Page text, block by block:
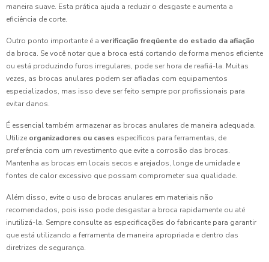
maneira suave. Esta prática ajuda a reduzir o desgaste e aumenta a
eficiência de corte.
Outro ponto importante é a verificação freqüente do estado da afiação
da broca. Se você notar que a broca está cortando de forma menos eficiente
ou está produzindo furos irregulares, pode ser hora de reafiá-la. Muitas
vezes, as brocas anulares podem ser afiadas com equipamentos
especializados, mas isso deve ser feito sempre por profissionais para
evitar danos.
É essencial também armazenar as brocas anulares de maneira adequada.
Utilize organizadores ou cases específicos para ferramentas, de
preferência com um revestimento que evite a corrosão das brocas.
Mantenha as brocas em locais secos e arejados, longe de umidade e
fontes de calor excessivo que possam comprometer sua qualidade.
Além disso, evite o uso de brocas anulares em materiais não
recomendados, pois isso pode desgastar a broca rapidamente ou até
inutilizá-la. Sempre consulte as especificações do fabricante para garantir
que está utilizando a ferramenta de maneira apropriada e dentro das
diretrizes de segurança.